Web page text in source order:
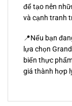
để tạo nên
và cạnh tranh
📍Nếu bạn
lựa chọn
biến thực
giá thành hợp